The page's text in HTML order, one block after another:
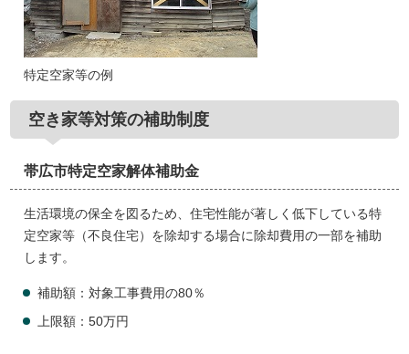
特定空家等の例
空き家等対策の補助制度
帯広市特定空家解体補助金
生活環境の保全を図るため、住宅性能が著しく低下している特
定空家等（不良住宅）を除却する場合に除却費用の一部を補助
します。
補助額：対象工事費用の80％
上限額：50万円